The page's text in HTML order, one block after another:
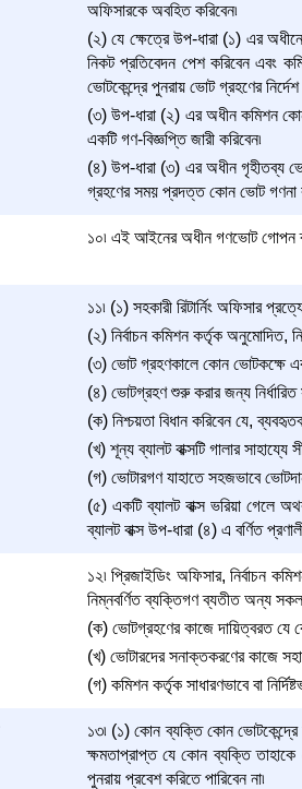
অফিসারকে অবহিত করিবেন৷
(২) যে ক্ষেত্রে উপ-ধারা (১) এর অধীনে
নিকট প্রতিবেদন পেশ করিবেন এবং
ভোটকেন্দ্রে পুনরায় ভোট গ্রহণের নির্দেশ
(৩) উপ-ধারা (২) এর অধীন কমিশন কোন
একটি গণ-বিজ্ঞপ্তি জারী করিবেন৷
(৪) উপ-ধারা (৩) এর অধীন গৃহীতব্য
গ্রহণের সময় প্রদত্ত কোন ভোট গণনা
১০৷ এই আইনের অধীন গণভোট গোপন
১১৷ (১) সহকারী রিটার্নিং অফিসার
(২) নির্বাচন কমিশন কর্তৃক অনুমোদিত,
(৩) ভোট গ্রহণকালে কোন ভোটকক্ষে একই
(৪) ভোটগ্রহণ শুরু করার জন্য নির্ধারিত
(ক) নিশ্চয়তা বিধান করিবেন যে,
(খ) শূন্য ব্যালট বাক্সটি গালার সাহায্যে
(গ) ভোটারগণ যাহাতে সহজভাবে ভোটদান
(৫) একটি ব্যালট বাক্স ভরিয়া গেলে
ব্যালট বাক্স উপ-ধারা (৪) এ বর্ণিত
১২৷ প্রিজাইডিং অফিসার, নির্বাচন
নিম্নবর্ণিত ব্যক্তিগণ ব্যতীত অন্য
(ক) ভোটগ্রহণের কাজে দায়িত্বরত যে
(খ) ভোটারদের সনাক্তকরণের কাজে
(গ) কমিশন কর্তৃক সাধারণভাবে বা
১৩৷ (১) কোন ব্যক্তি কোন
ক্ষমতাপ্রাপ্ত যে কোন ব্যক্তি
পুনরায় প্রবেশ করিতে পারিবেন না৷